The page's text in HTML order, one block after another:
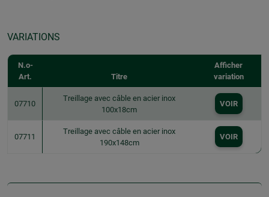
VARIATIONS
N.o-
Art.
Titre
Afficher
variation
07710
Treillage avec câble en acier inox
100x18cm
VOIR
07711
Treillage avec câble en acier inox
190x148cm
VOIR